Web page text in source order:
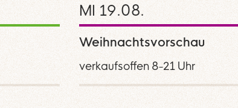
MI 19.08.
Weihnachtsvorschau
verkaufsoffen 8-21 Uhr